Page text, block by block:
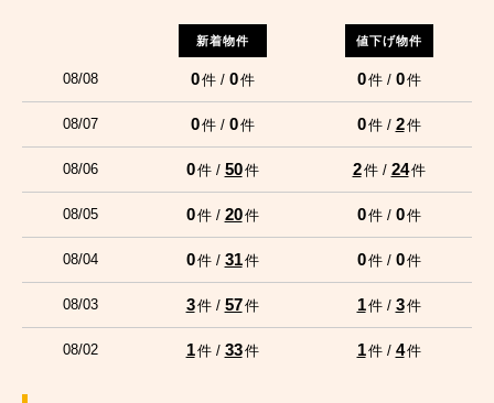
新着物件 値下げ物件
08/08 0件 / 0件 0件 / 0件
08/07 0件 / 0件 0件 / 2件
08/06 0件 / 50件 2件 / 24件
08/05 0件 / 20件 0件 / 0件
08/04 0件 / 31件 0件 / 0件
08/03 3件 / 57件 1件 / 3件
08/02 1件 / 33件 1件 / 4件